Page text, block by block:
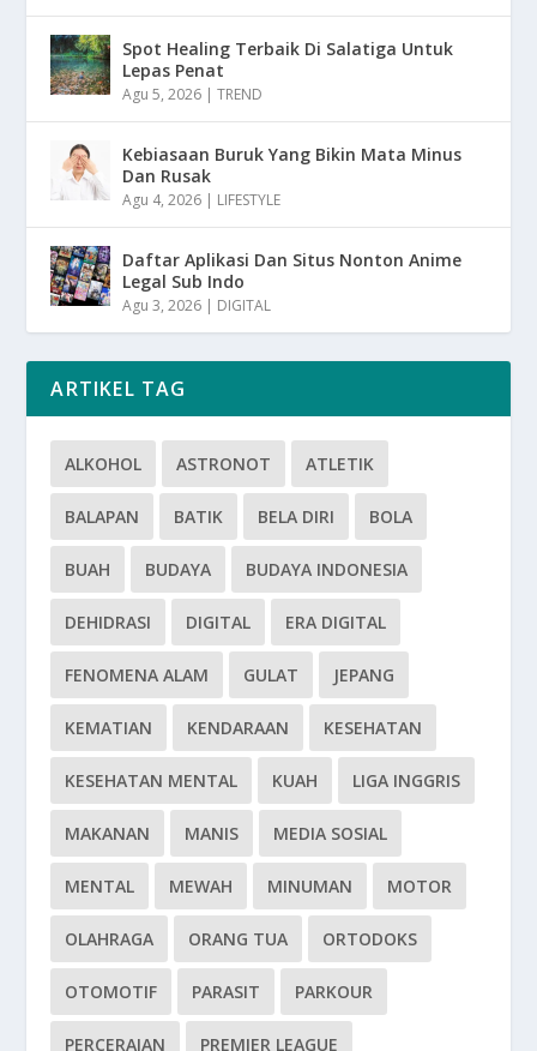
Spot Healing Terbaik Di Salatiga Untuk
Lepas Penat
Agu 5, 2026 |TREND
Kebiasaan Buruk Yang Bikin Mata Minus
Dan Rusak
Agu 4, 2026 | LIFESTYLE
Daftar Aplikasi Dan Situs Nonton Anime
Legal Sub Indo
Agu 3, 2026 | DIGITAL
ARTIKEL TAG
ALKOHOL ASTRONOT ATLETIK
BALAPAN BATIK BELA DIRI BOLA
BUAH BUDAYA BUDAYA INDONESIA
DEHIDRASI DIGITAL ERA DIGITAL
FENOMENA ALAM GULAT JEPANG
KEMATIAN KENDARAAN KESEHATAN
KESEHATAN MENTAL KUAH LIGA INGGRIS
MAKANAN MANIS MEDIA SOSIAL
MENTAL MEWAH MINUMAN MOTOR
OLAHRAGA ORANG TUA ORTODOKS
OTOMOTIF PARASIT PARKOUR
PERCERAIAN PREMIER LEAGUE